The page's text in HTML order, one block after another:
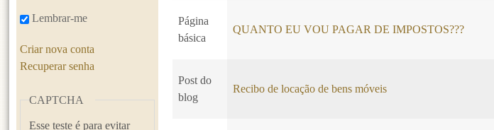
Página
básica
QUANTO EU VOU PAGAR DE IMPOSTOS???
Post do
blog
Recibo de locação de bens móveis
Lembrar-me
Criar nova conta
Recuperar senha
CAPTCHA
Esse teste é para evitar